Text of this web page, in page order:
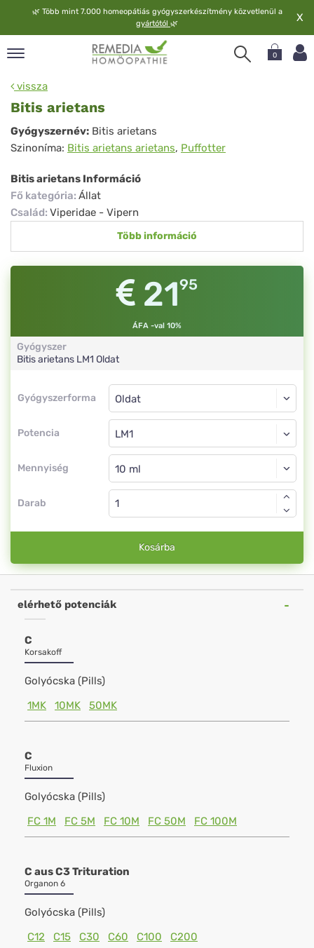
🌿 Több mint 7.000 homeopátiás gyógyszerkészítmény közvetlenül a
gyártótól 🌿 X
0
vissza
Bitis arietans
Bitis
arietans
Gyógyszernév: Bitis arietans
Szinoníma: Bitis arietans arietans, Puffotter
Bitis arietans Információ
Fő kategória: Állat
Család: Viperidae - Vipern
Több információ
2195
ÁFA -val 10%
Gyógyszer
Bitis arietans LM1 Oldat
Gyógyszerforma
Gyógyszerforma
Potencia
Oldat
LM1
Mennyiség
Oldat
Darab
Kosárba
elérhető potenciák
C
Korsakoff
Golyócska (Pills)
1MK
10MK 50MK
C
Fluxion
Golyócska (Pills)
FC 1M
FC 5M FC 10M FC 50M FC 100M
C aus C3 Trituration
Organon 6
Golyócska (Pills)
C12
C15 C30 C60 C100 C200